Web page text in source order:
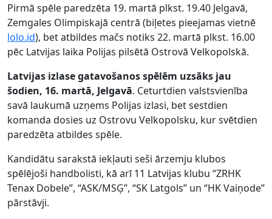
Pirmā spēle paredzēta 19. martā plkst. 19.40 Jelgavā,
Zemgales Olimpiskajā centrā (biļetes pieejamas vietnē
lolo.id), bet atbildes mačs notiks 22. martā plkst. 16.00
pēc Latvijas laika Polijas pilsētā Ostrovā Velkopolskā.
Latvijas izlase gatavošanos spēlēm uzsāks jau
šodien, 16. martā, Jelgavā. Ceturtdien valstsvienība
savā laukumā uzņems Polijas izlasi, bet sestdien
komanda dosies uz Ostrovu Velkopolsku, kur svētdien
paredzēta atbildes spēle.
Kandidātu sarakstā iekļauti seši ārzemju klubos
spēlējoši handbolisti, kā arī 11 Latvijas klubu “ZRHK
Tenax Dobele”, “ASK/MSĢ”, “SK Latgols” un “HK Vaiņode”
pārstāvji.